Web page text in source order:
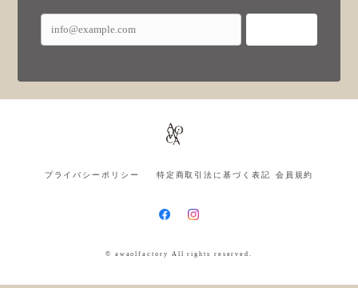
プライバシーポリシー 特定商取引法に基づく表記 会員規約
© awaolfactory All rights reserved.